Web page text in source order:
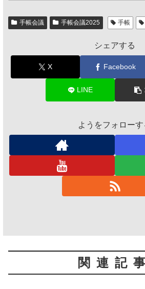
手帳会議 手帳会議2025 手帳
シェアする
X Facebook
LINE
ようをフォローす
関連記事